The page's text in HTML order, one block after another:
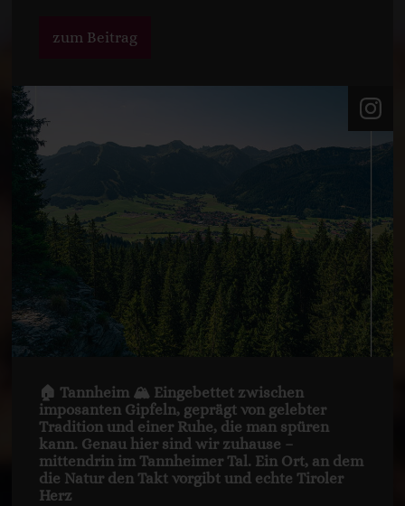
zum Beitrag
🏠 Tannheim 🏔️ Eingebettet zwischen
imposanten Gipfeln, geprägt von gelebter
Tradition und einer Ruhe, die man spüren
kann. Genau hier sind wir zuhause –
mittendrin im Tannheimer Tal. Ein Ort, an dem
die Natur den Takt vorgibt und echte Tiroler
Herz